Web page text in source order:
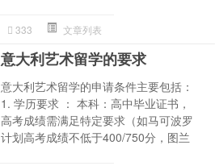
333 文章列表
意大利艺术留学的要求
意大利艺术留学的申请条件主要包括：
1. 学历要求 ： 本科：高中毕业证书，
高考成绩需满足特定要求（如马可波罗
计划高考成绩不低于400/750分，图兰